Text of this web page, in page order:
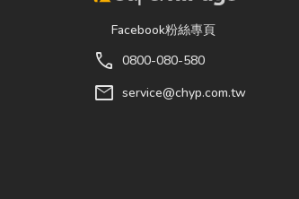
Facebook粉絲專頁
call 0800-080-580
mail service@chyp.com.tw